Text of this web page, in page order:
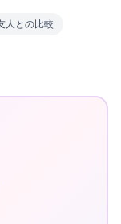
人との比較